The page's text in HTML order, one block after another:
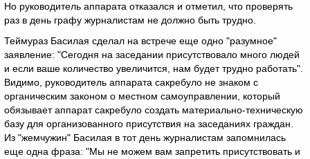
Но руководитель аппарата отказался и отметил, что проверять
раз в день графу журналистам не должно быть трудно.
Теймураз Басилая сделал на встрече еще одно "разумное"
заявление: "Сегодня на заседании присутствовало много людей
и если ваше количество увеличится, нам будет трудно работать".
Видимо, руководитель аппарата сакребуло не знаком с
органическим законом о местном самоуправлении, который
обязывает аппарат сакребуло создать материально-техническую
базу для организованного присутствия на заседаниях граждан.
Из "жемчужин" Басилая в тот день журналистам запомнилась
еще одна фраза: "Мы не можем вам запретить присутствовать и